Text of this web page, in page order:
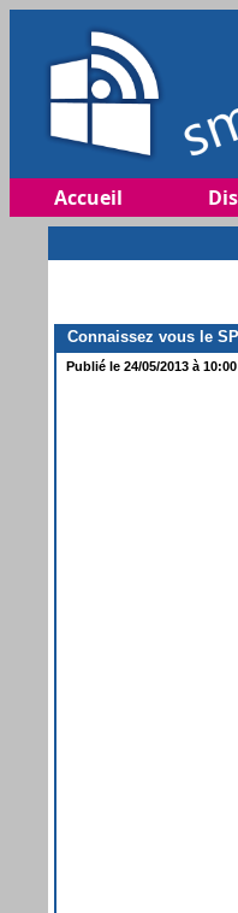
Accueil
Connaissez vous le
Publié le 24/05/2013 à